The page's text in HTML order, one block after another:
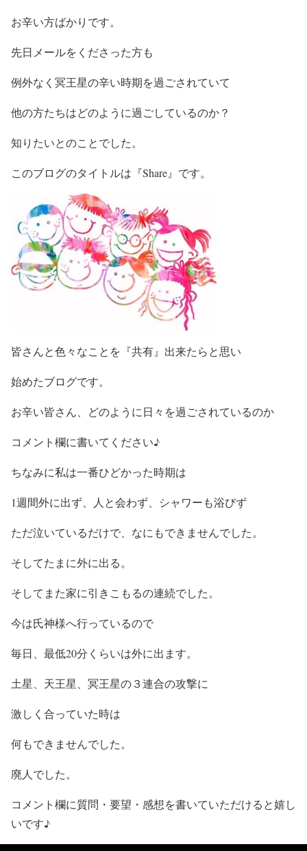
お辛い方ばかりです。
先日メールをくださった方も
例外なく冥王星の辛い時期を過ごされていて
他の方たちはどのように過ごしているのか？
知りたいとのことでした。
このブログのタイトルは『Share』です。
皆さんと色々なことを『共有』出来たらと思い
始めたブログです。
お辛い皆さん、どのように日々を過ごされているのか
コメント欄に書いてください♪
ちなみに私は一番ひどかった時期は
1週間外に出ず、人と会わず、シャワーも浴びず
ただ泣いているだけで、なにもできませんでした。
そしてたまに外に出る。
そしてまた家に引きこもるの連続でした。
今は氏神様へ行っているので
毎日、最低20分くらいは外に出ます。
土星、天王星、冥王星の３連合の攻撃に
激しく合っていた時は
何もできませんでした。
廃人でした。
コメント欄に質問・要望・感想を書いていただけると嬉し
いです♪